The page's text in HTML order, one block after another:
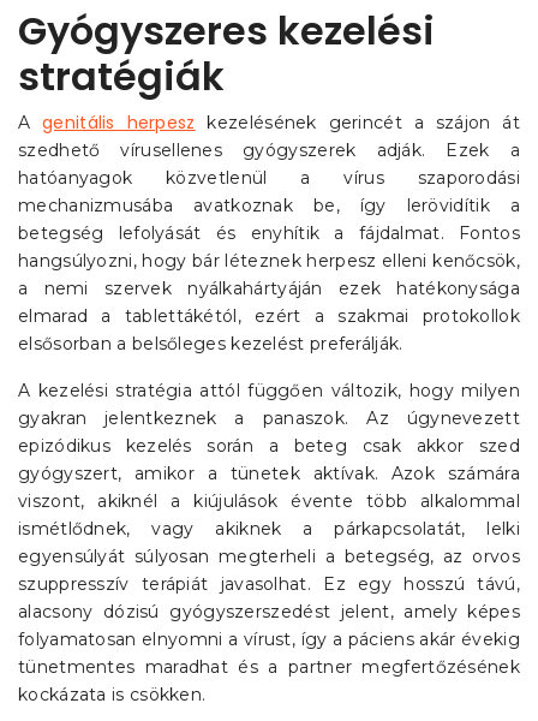
Gyógyszeres kezelési
stratégiák
Agenitális herpesz kezelésének gerincét a szájon át
szedhető vírusellenes gyógyszerek adják. Ezek a
hatóanyagok közvetlenül a vírus szaporodási
mechanizmusába avatkoznak be, így lerövidítik a
betegség lefolyását és enyhítik a fájdalmat. Fontos
hangsúlyozni, hogy bár léteznek herpesz elleni kenőcsök,
a nemi szervek nyálkahártyáján ezek hatékonysága
elmarad a tablettákétól, ezért a szakmai protokollok
elsősorban a belsőleges kezelést preferálják.
A kezelési stratégia attól függően változik, hogy milyen
gyakran jelentkeznek a panaszok. Az úgynevezett
epizódikus kezelés során a beteg csak akkor szed
gyógyszert, amikor a tünetek aktívak. Azok számára
viszont, akiknél a kiújulások évente több alkalommal
ismétlődnek, vagy akiknek a párkapcsolatát, lelki
egyensúlyát súlyosan megterheli a betegség, az orvos
szuppresszív terápiát javasolhat. Ez egy hosszú távú,
alacsony dózisú gyógyszerszedést jelent, amely képes
folyamatosan elnyomni a vírust, így a páciens akár évekig
tünetmentes maradhat és a partner megfertőzésének
kockázata is csökken.